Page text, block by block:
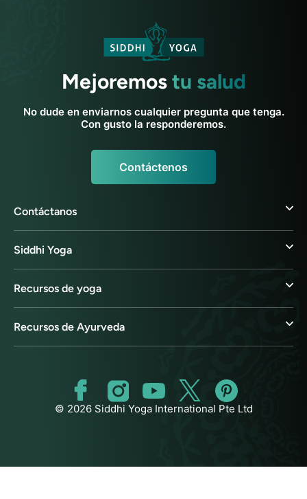
Mejoremostu salud
No dude en enviarnos cualquier pregunta que tenga.
Con gusto la responderemos.
Contáctenos
Contáctanos
Siddhi Yoga
Recursos de yoga
Recursos de Ayurveda
© 2026 Siddhi Yoga International Pte Ltd